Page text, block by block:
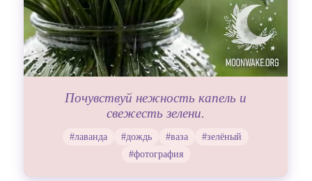
Почувствуй нежность капель и
свежесть зелени.
#лаванда #дождь #ваза
#зелёный
#фотография